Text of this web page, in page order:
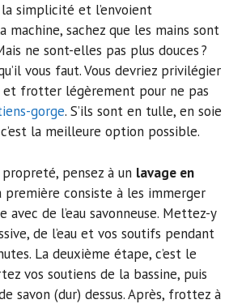
simplicité et l’envoient
machine, sachez que les mains sont
ne sont-elles pas plus douces ?
vous faut. Vous devriez privilégier
et frotter légèrement pour ne pas
gorge. S’ils sont en tulle, en soie
la meilleure option possible.
pensez à un lavage en
première consiste à les immerger
avec de l’eau savonneuse. Mettez-y
de l’eau et vos soutifs pendant
La deuxième étape, c’est le
vos soutiens de la bassine, puis
savon (dur) dessus. Après, frottez à